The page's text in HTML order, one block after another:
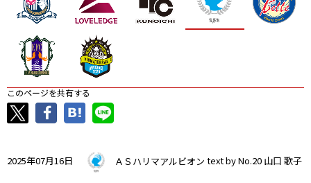
このページを共有する
2025年07月16日 ＡＳハリマアルビオン text by No.20 山口 歌子